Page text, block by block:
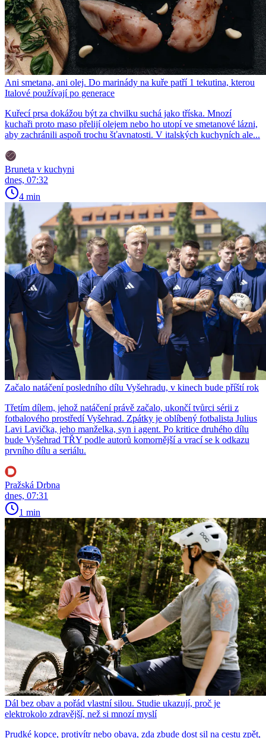
Ani smetana, ani olej. Do marinády na kuře patří 1 tekutina, kterou
Italové používají po generace
Kuřecí prsa dokážou být za chvilku suchá jako tříska. Mnozí
kuchaři proto maso přelijí olejem nebo ho utopí ve smetanové lázni,
aby zachránili aspoň trochu šťavnatosti. V italských kuchyních ale...
Bruneta v kuchyni
dnes, 07:32
4 min
Začalo natáčení posledního dílu Vyšehradu, v kinech bude příští rok
Třetím dílem, jehož natáčení právě začalo, ukončí tvůrci sérii z
fotbalového prostředí Vyšehrad. Zpátky je oblíbený fotbalista Julius
Lavi Lavička, jeho manželka, syn i agent. Po kritice druhého dílu
bude Vyšehrad TŘY podle autorů komornější a vrací se k odkazu
prvního dílu a seriálu.
Pražská Drbna
dnes, 07:31
1 min
Dál bez obav a pořád vlastní silou. Studie ukazují, proč je
elektrokolo zdravější, než si mnozí myslí
Prudké kopce, protivítr nebo obava, zda zbude dost sil na cestu zpět,